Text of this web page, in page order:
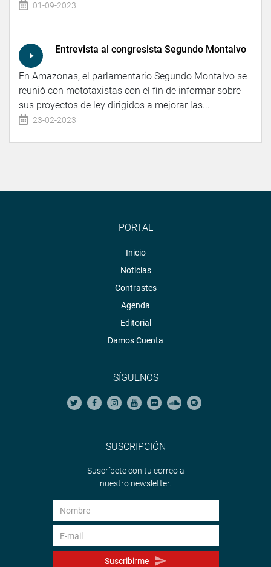
01-09-2023
Entrevista al congresista Segundo Montalvo
En Amazonas, el parlamentario Segundo Montalvo se
reunió con mototaxistas con el fin de informar sobre
sus proyectos de ley dirigidos a mejorar las...
23-02-2023
PORTAL
Inicio
Noticias
Contrastes
Agenda
Editorial
Damos Cuenta
SÍGUENOS
SUSCRIPCIÓN
Suscríbete con tu correo a
nuestro newsletter.
Suscribirme